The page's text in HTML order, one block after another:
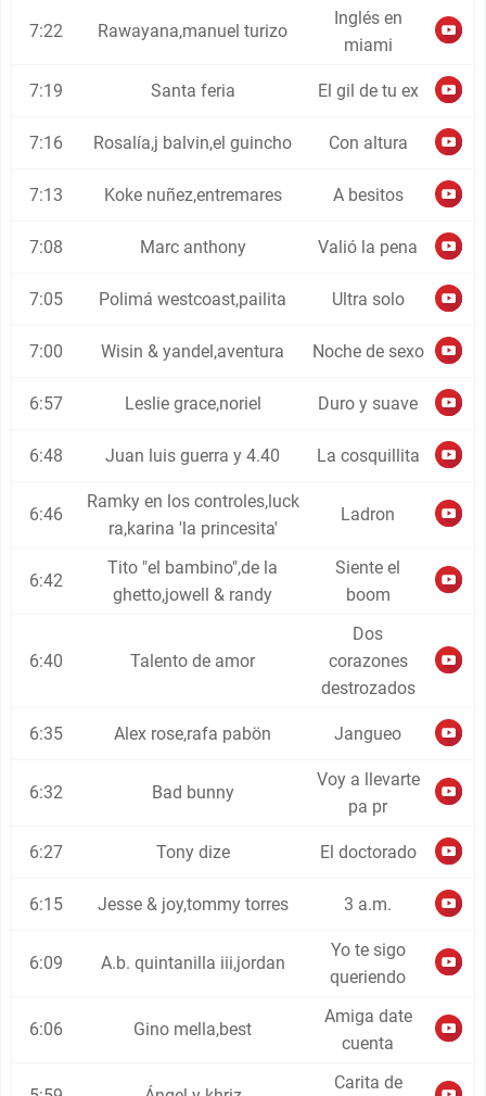
7:22 Rawayana,manuel turizo
Inglés en
miami
7:19 Santa feria El gil de tu ex
7:16 Rosalía,j balvin,el guincho Con altura
7:13 Koke nuñez,entremares A besitos
7:08 Marc anthony Valió la pena
7:05 Polimá westcoast,pailita Ultra solo
7:00 Wisin & yandel,aventura Noche de sexo
6:57 Leslie grace,noriel Duro y suave
6:48 Juan luis guerra y 4.40 La cosquillita
6:46
Ramky en los controles,luck
ra,karina 'la princesita'
Ladron
6:42
Tito "el bambino",de la
ghetto,jowell & randy
Siente el
boom
6:40 Talento de amor
Dos
corazones
destrozados
6:35 Alex rose,rafa pabön Jangueo
6:32 Bad bunny
Voy a llevarte
pa pr
6:27 Tony dize El doctorado
6:15 Jesse & joy,tommy torres 3 a.m.
6:09 A.b. quintanilla iii,jordan
Yo te sigo
queriendo
6:06 Gino mella,best
Amiga date
cuenta
Carita de